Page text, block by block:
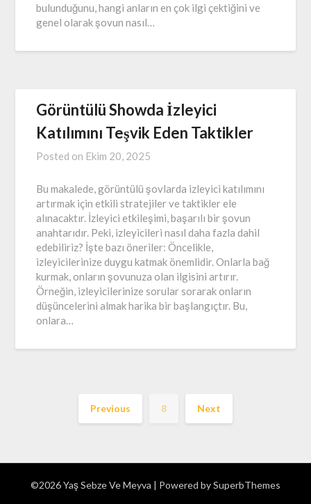
bulunduğunu, hangi anların en çok ilgi çektiğini ve
genel olarak şovun nasıl…
Görüntülü Showda İzleyici
Katılımını Teşvik Eden Taktikler
Posted on Ekim 20, 2025
Bu makalede, görüntülü şovlarda izleyici katılımını
artırmak için etkili stratejiler ve taktikler ele
alınacaktır. İzleyici etkileşimi, başarılı bir şovun
anahtarıdır. Peki, izleyicileri nasıl daha fazla dahil
edebiliriz? İşte bazı öneriler: Öncelikle,
izleyicilerinize duygu katmak önemlidir. Onlarla bağ
kurmak, onların şovunuza olan ilgisini artırır.
Örneğin, izleyicilerinize sorular sorarak onların
düşüncelerini almak harika bir başlangıçtır. Bu,
onlara…
Previous 8 Next
©2026 Yaş Sebze Ve Meyva | Powered bySuperbThemes